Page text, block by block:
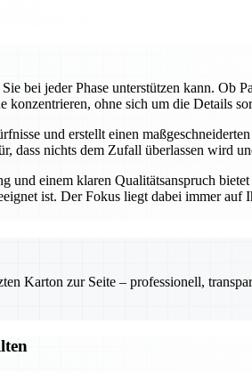
bei jeder Phase unterstützen kann. Ob
ohne sich um die Details
und erstellt einen
dass nichts dem Zufall überlassen wird
einem klaren Qualitätsanspruch
ist. Der Fokus liegt dabei immer auf
Karton zur Seite – professionell,